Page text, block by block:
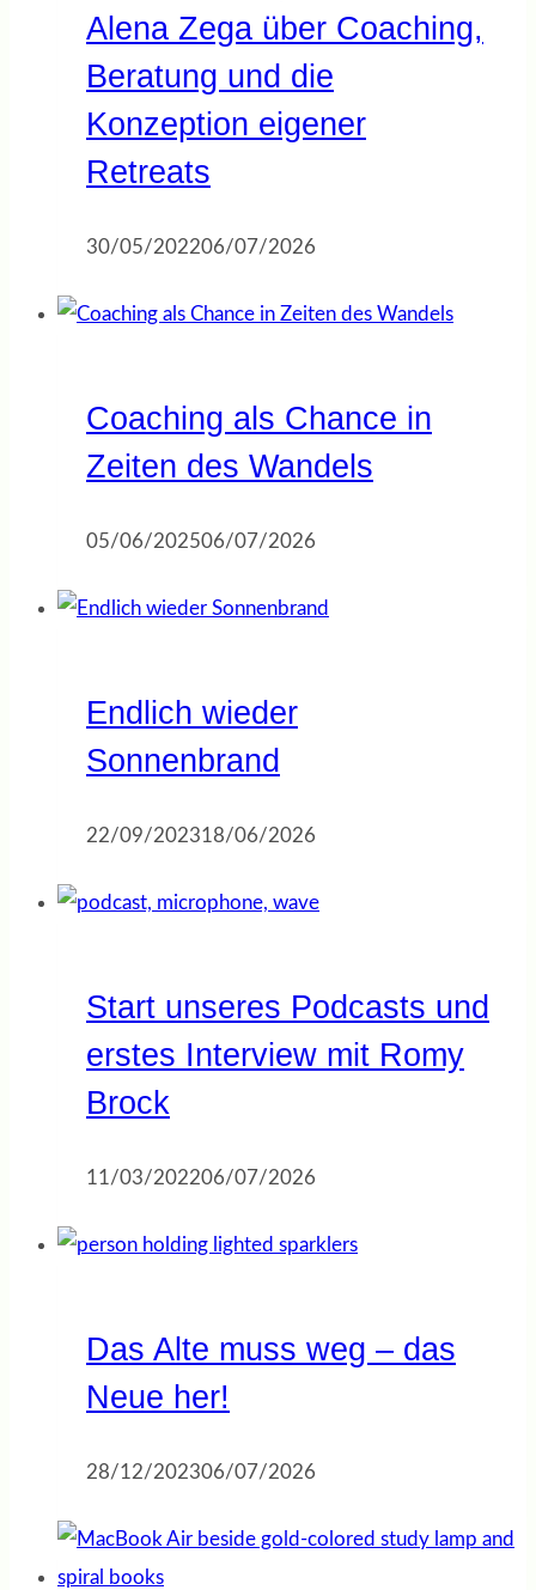
Alena Zega über Coaching,
Beratung und die
Konzeption eigener
Retreats
30/05/202206/07/2026
Coaching als Chance in
Zeiten des Wandels
05/06/202506/07/2026
Endlich wieder
Sonnenbrand
22/09/202318/06/2026
Start unseres Podcasts und
erstes Interview mit Romy
Brock
11/03/202206/07/2026
Das Alte muss weg – das
Neue her!
28/12/202306/07/2026